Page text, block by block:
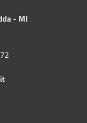
- MI